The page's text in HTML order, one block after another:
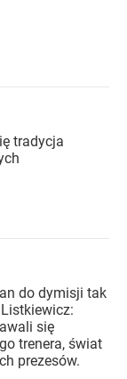
tradycja
do dymisji tak
się
trenera, świat
prezesów.